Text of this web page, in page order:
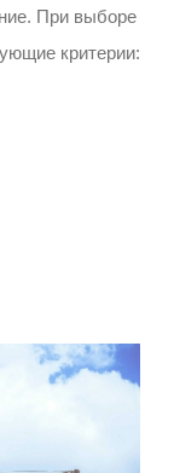
При выборе
критерии: